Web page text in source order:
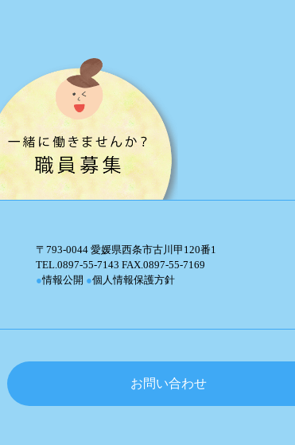
〒793-0044 愛媛県西条市古川甲120番1
TEL.0897-55-7143 FAX.0897-55-7169
●情報公開 ●個人情報保護方針
お問い合わせ